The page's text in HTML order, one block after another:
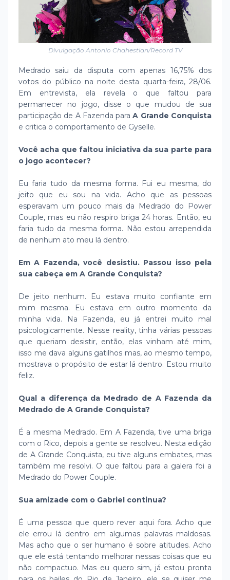
Divulgação Antonio Chahestian/Record TV
Medrado saiu da disputa com apenas 16,75% dos
votos do público na noite desta quarta-feira, 28/06.
Em entrevista, ela revela o que faltou para
permanecer no jogo, disse o que mudou de sua
participação de A Fazenda paraA Grande Conquista
e critica o comportamento de Gyselle.
Você acha que faltou iniciativa da sua parte para
o jogo acontecer?
Eu faria tudo da mesma forma. Fui eu mesma, do
jeito que eu sou na vida. Acho que as pessoas
esperavam um pouco mais da Medrado do Power
Couple, mas eu não respiro briga 24 horas. Então, eu
faria tudo da mesma forma. Não estou arrependida
de nenhum ato meu lá dentro.
Em A Fazenda, você desistiu. Passou isso pela
sua cabeça em A Grande Conquista?
De jeito nenhum. Eu estava muito confiante em
mim mesma. Eu estava em outro momento da
minha vida. Na Fazenda, eu já entrei muito mal
psicologicamente. Nesse reality, tinha várias pessoas
que queriam desistir, então, elas vinham até mim,
isso me dava alguns gatilhos mas, ao mesmo tempo,
mostrava o propósito de estar lá dentro. Estou muito
feliz.
Qual a diferença da Medrado de A Fazenda da
Medrado de A Grande Conquista?
É a mesma Medrado. Em A Fazenda, tive uma briga
com o Rico, depois a gente se resolveu. Nesta edição
de A Grande Conquista, eu tive alguns embates, mas
também me resolvi. O que faltou para a galera foi a
Medrado do Power Couple.
Sua amizade com o Gabriel continua?
É uma pessoa que quero rever aqui fora. Acho que
ele errou lá dentro em algumas palavras maldosas.
Mas acho que o ser humano é sobre atitudes. Acho
que ele está tentando melhorar nessas coisas que eu
não compactuo. Mas eu quero sim, já estou pronta